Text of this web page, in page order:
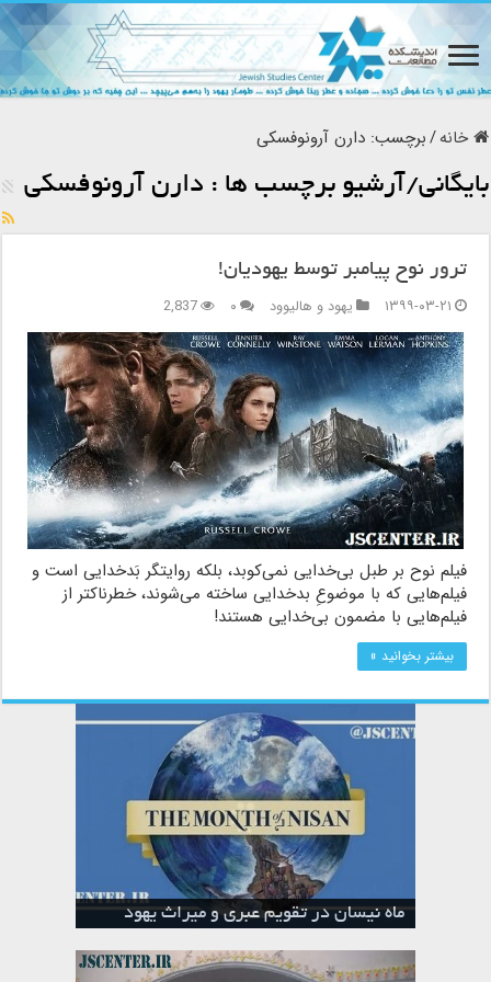
خانه/برچسب:دارن آرونوفسکی
بایگانی/آرشیو برچسب ها : دارن آرونوفسکی
ترور نوح پیامبر توسط یهودیان!
۱۳۹۹-۰۳-۲۱
یهود و هالیوود ۰ 2,837
فیلم نوح بر طبل بی‌خدایی نمی‌کوبد، بلکه روایتگر بَدخدایی است و
فیلم‌هایی که با موضوعِ بدخدایی ساخته می‌شوند، خطرناکتر از
فیلم‌هایی با مضمون بی‌خدایی هستند!
بیشتر بخوانید »
آشنایی با روزهای هفته در زبان عبری و
فرهنگ یهودی
ماه نیسان در تقویم عبری و میراث یهود
تقویم عبری
ماه شواط در تقویم عبری و میراث یهود
ماه طوت در تقویم عبری و میراث یهود
ماه حشوان در تقویم عبری و میراث یهود
ماه تیشری در تقویم عبری و میراث یهود
ماه الول در تقویم عبری و میراث یهود